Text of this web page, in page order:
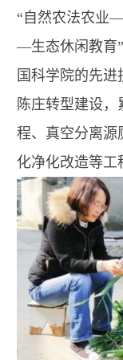
“自然农法农业
—生态休闲教育
国科学院的先
陈庄转型建设，
程、真空分离源
化净化改造等工